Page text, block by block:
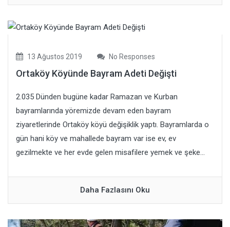
13 Ağustos 2019 No Responses
Ortaköy Köyünde Bayram Adeti Değişti
2.035 Dünden bugüne kadar Ramazan ve Kurban
bayramlarında yöremizde devam eden bayram
ziyaretlerinde Ortaköy köyü değişiklik yaptı. Bayramlarda o
gün hani köy ve mahallede bayram var ise ev, ev
gezilmekte ve her evde gelen misafilere yemek ve şeke...
Daha Fazlasını Oku